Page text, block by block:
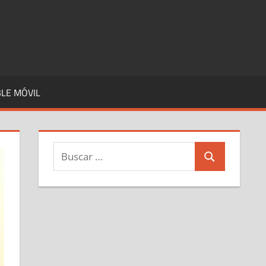
MÓVIL
Buscar:
Buscar